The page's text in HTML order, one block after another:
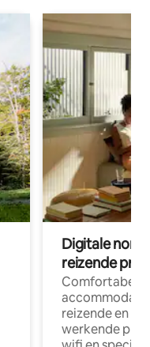
Digitale
reizende
Comfortabele
reizende en
werkende